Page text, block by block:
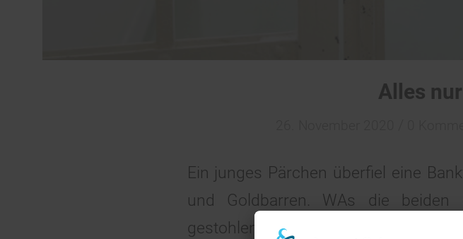
Alles
Ein junges Pärchen überfiel eine
und Goldbarren. WAs die beiden
gestohlenen Goldstücken handelt es